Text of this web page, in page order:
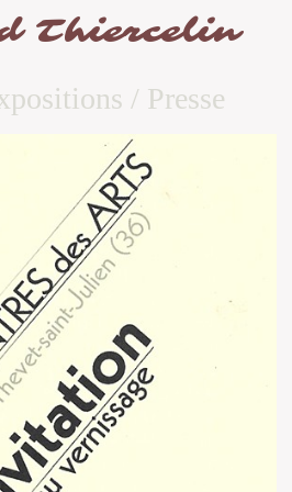
Thiercelin
/ Presse